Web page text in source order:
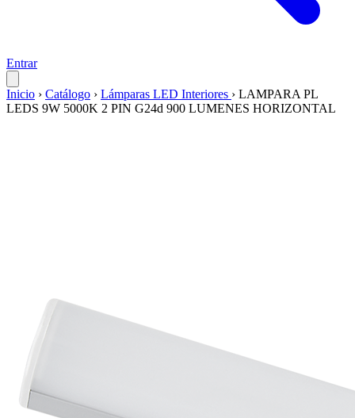
Entrar
Inicio › Catálogo › Lámparas LED Interiores › LAMPARA PL
LEDS 9W 5000K 2 PIN G24d 900 LUMENES HORIZONTAL